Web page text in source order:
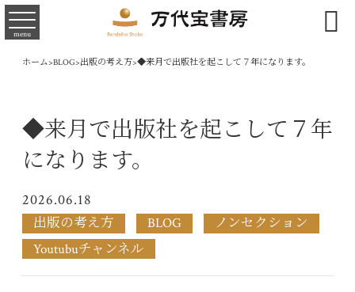
menu 
ホーム>BLOG>出版の考え方>◆来月で出版社を起こして７年になります。
◆来月で出版社を起こして７年
になります。
2026.06.18
出版の考え方 BLOG
ノンセクション
Youtubuチャンネル